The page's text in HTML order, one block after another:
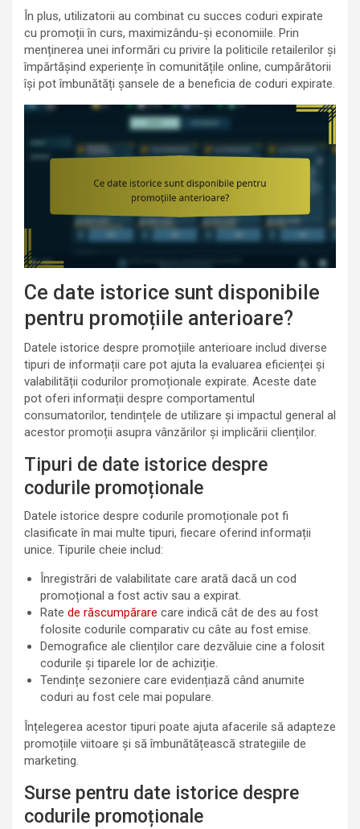
În plus, utilizatorii au combinat cu succes coduri expirate
cu promoții în curs, maximizându-și economiile. Prin
menținerea unei informări cu privire la politicile retailerilor și
împărtășind experiențe în comunitățile online, cumpărătorii
își pot îmbunătăți șansele de a beneficia de coduri expirate.
Ce date istorice sunt disponibile
pentru promoțiile anterioare?
Datele istorice despre promoțiile anterioare includ diverse
tipuri de informații care pot ajuta la evaluarea eficienței și
valabilității codurilor promoționale expirate. Aceste date
pot oferi informații despre comportamentul
consumatorilor, tendințele de utilizare și impactul general al
acestor promoții asupra vânzărilor și implicării clienților.
Tipuri de date istorice despre
codurile promoționale
Datele istorice despre codurile promoționale pot fi
clasificate în mai multe tipuri, fiecare oferind informații
unice. Tipurile cheie includ:
Înregistrări de valabilitate care arată dacă un cod
promoțional a fost activ sau a expirat.
Rate de răscumpărare care indică cât de des au fost
folosite codurile comparativ cu câte au fost emise.
Demografice ale clienților care dezvăluie cine a folosit
codurile și tiparele lor de achiziție.
Tendințe sezoniere care evidențiază când anumite
coduri au fost cele mai populare.
Înțelegerea acestor tipuri poate ajuta afacerile să adapteze
promoțiile viitoare și să îmbunătățească strategiile de
marketing.
Surse pentru date istorice despre
codurile promoționale